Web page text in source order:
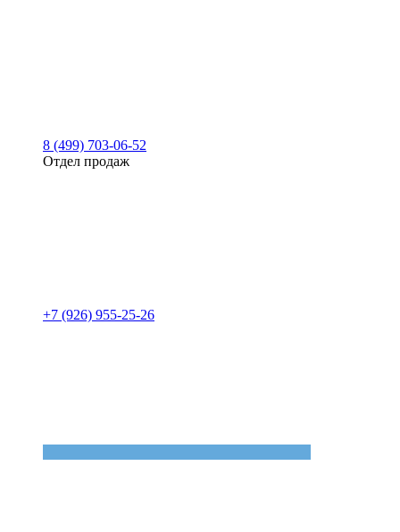
8 (499) 703-06-52
Отдел продаж
+7 (926) 955-25-26